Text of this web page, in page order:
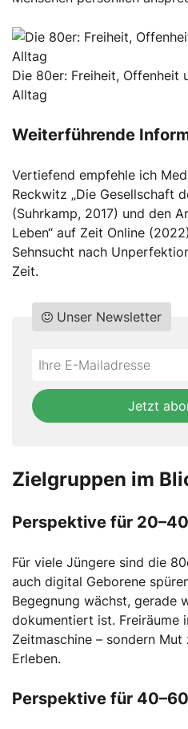
Die 80er: Freiheit, Offenheit
Alltag
Weiterführende
Vertiefend empfehle ich
Reckwitz „Die Gesellschaft
(Suhrkamp, 2017) und den
Leben“ auf Zeit Online
Sehnsucht nach
Zeit.
Do
fill
this
Unser Newsletter
*Ihre
Mailadresse:
Jetzt
Zielgruppen im
Perspektive für
Für viele Jüngere sind die
auch digital Geborene
Begegnung wächst, gerade
dokumentiert ist. Freiräume
Zeitmaschine – sondern
Erleben.
Perspektive für